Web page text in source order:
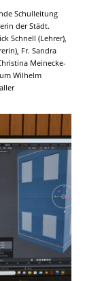
Schulleitung
der Städt.
Schnell (Lehrer),
Fr. Sandra
Meinecke-
Wilhelm